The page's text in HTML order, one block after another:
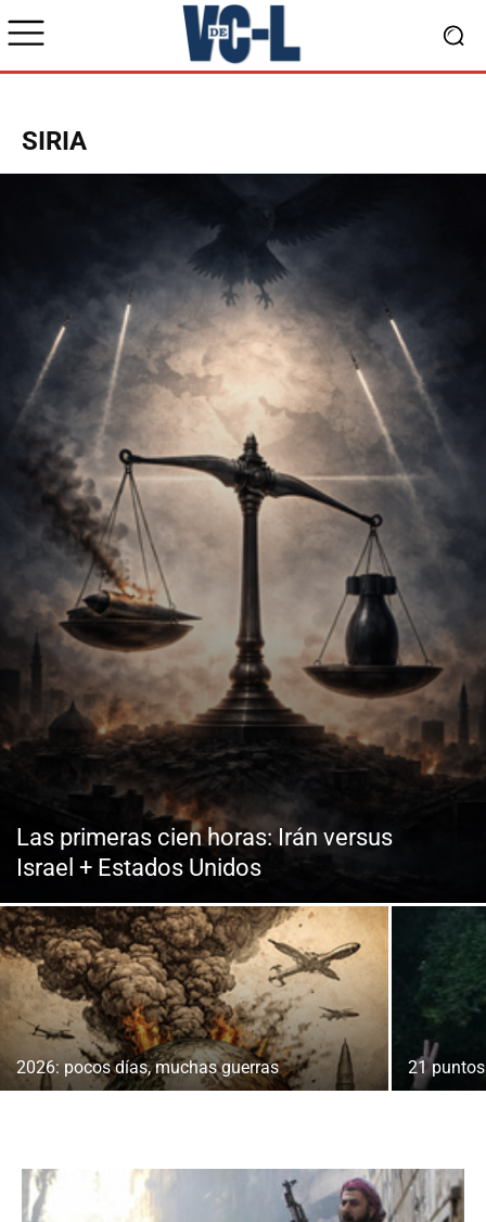
SIRIA
Las primeras cien horas: Irán versus
Israel + Estados Unidos
2026: pocos días, muchas guerras 21